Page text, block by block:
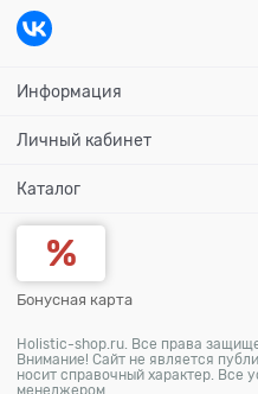
Информация
Личный кабинет
Каталог
Бонусная карта
Holistic-shop.ru. Все права
Внимание! Сайт не является
носит справочный характер. Все
менеджером